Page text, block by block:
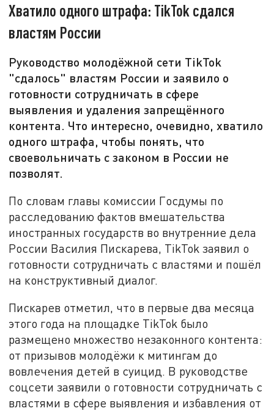
Хватило одного штрафа: TikTok сдался
властям России
Руководство молодёжной сети TikTok
"сдалось" властям России и заявило о
готовности сотрудничать в сфере
выявления и удаления запрещённого
контента. Что интересно, очевидно, хватило
одного штрафа, чтобы понять, что
своевольничать с законом в России не
позволят.
По словам главы комиссии Госдумы по
расследованию фактов вмешательства
иностранных государств во внутренние дела
России Василия Пискарева, TikTok заявил о
готовности сотрудничать с властями и пошёл
на конструктивный диалог.
Пискарев отметил, что в первые два месяца
этого года на площадке TikTok было
размещено множество незаконного контента:
от призывов молодёжи к митингам до
вовлечения детей в суицид. В руководстве
соцсети заявили о готовности сотрудничать с
властями в сфере выявления и избавления от